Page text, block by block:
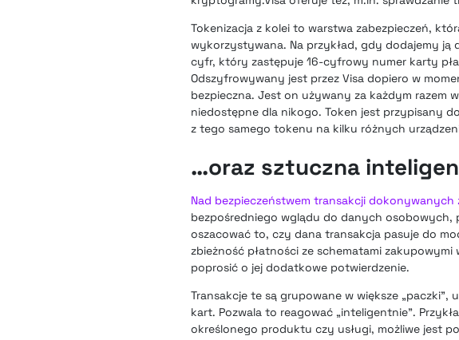
Tokenizacja z kolei to warstwa zabezpieczeń,
wykorzystywana. Na przykład, gdy dodajemy
cyfr, który zastępuje 16-cyfrowy numer karty
Odszyfrowywany jest przez Visa dopiero w
bezpieczna. Jest on używany za każdym razem
niedostępne dla nikogo. Token jest przypisany
z tego samego tokenu na kilku różnych
…oraz sztuczna
Nad bezpieczeństwem transakcji dokonywanych
bezpośredniego wglądu do danych osobowych,
oszacować to, czy dana transakcja pasuje do
zbieżność płatności ze schematami
poprosić o jej dodatkowe potwierdzenie.
Transakcje te są grupowane w większe
kart. Pozwala to reagować „inteligentnie”.
określonego produktu czy usługi, możliwe jest